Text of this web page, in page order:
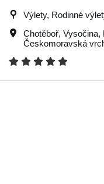
Výlety, Rodinné
Chotěboř, Vysočina,
Českomoravská